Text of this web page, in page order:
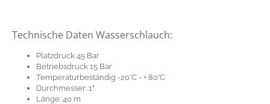
Technische Daten Wasserschlauch:
Platzdruck 45 Bar
Betriebsdruck 15 Bar
Temperaturbeständig -20°C - + 80°C
Durchmesser: 1"
Länge: 40 m